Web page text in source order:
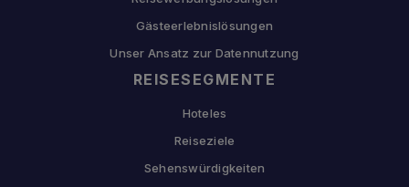
Gästeerlebnislösungen
Unser Ansatz zur Datennutzung
REISESEGMENTE
Hoteles
Reiseziele
Sehenswürdigkeiten